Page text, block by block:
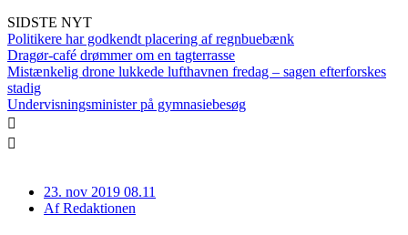
SIDSTE NYT
Politikere har godkendt placering af regnbuebænk
Dragør-café drømmer om en tagterrasse
Mistænkelig drone lukkede lufthavnen fredag – sagen efterforskes
stadig
Undervisningsminister på gymnasiebesøg
23. nov 2019 08.11
AfRedaktionen